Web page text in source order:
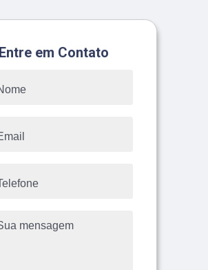
Entre em Contato